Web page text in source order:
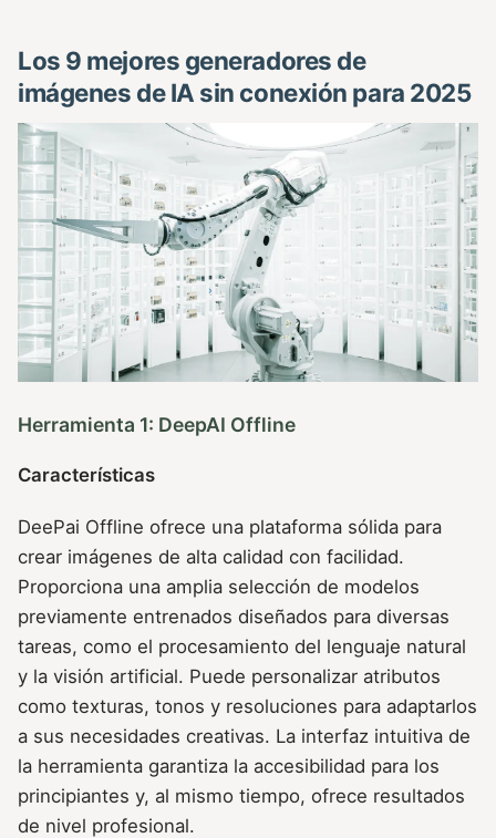
Los 9 mejores generadores de
imágenes de IA sin conexión para 2025
Herramienta 1: DeepAI Offline
Características
DeePai Offline ofrece una plataforma sólida para
crear imágenes de alta calidad con facilidad.
Proporciona una amplia selección de modelos
previamente entrenados diseñados para diversas
tareas, como el procesamiento del lenguaje natural
y la visión artificial. Puede personalizar atributos
como texturas, tonos y resoluciones para adaptarlos
a sus necesidades creativas. La interfaz intuitiva de
la herramienta garantiza la accesibilidad para los
principiantes y, al mismo tiempo, ofrece resultados
de nivel profesional.